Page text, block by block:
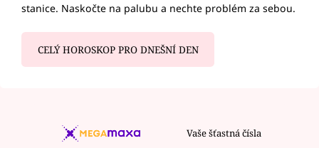
stanice. Naskočte na palubu a nechte problém za sebou.
CELÝ HOROSKOP PRO DNEŠNÍ DEN
Vaše šťastná čísla